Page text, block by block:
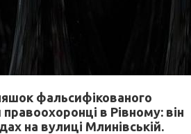
фальсифікованого
в Рівному: він
на вулиці Млинівській.